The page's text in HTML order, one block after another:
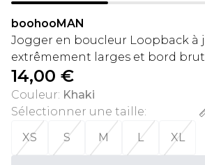
boohooMAN
Jogger en boucleur Loopback à
extrêmement larges et bord brut
14,00 €
Couleur: Khaki
Sélectionner une taille:
XS
S M L XL